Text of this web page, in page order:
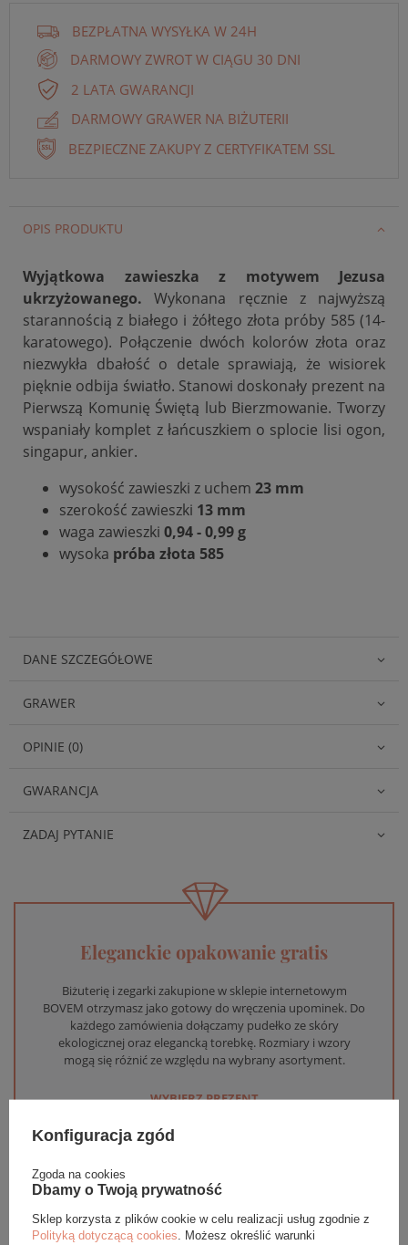
BEZPŁATNA WYSYŁKA W 24H
DARMOWY ZWROT W CIĄGU 30 DNI
2 LATA GWARANCJI
DARMOWY GRAWER NA BIŻUTERII
BEZPIECZNE ZAKUPY Z CERTYFIKATEM SSL
OPIS PRODUKTU
Wyjątkowa zawieszka z motywem Jezusa
ukrzyżowanego.Wykonana ręcznie z najwyższą
starannością z białego i żółtego złota próby 585 (14-
karatowego). Połączenie dwóch kolorów złota oraz
niezwykła dbałość o detale sprawiają, że wisiorek
pięknie odbija światło. Stanowi doskonały prezent na
Pierwszą Komunię Świętą lub Bierzmowanie. Tworzy
wspaniały komplet z łańcuszkiem o splocie lisi ogon,
singapur, ankier.
wysokość zawieszki z uchem 23 mm
szerokość zawieszki 13 mm
waga zawieszki 0,94 - 0,99 g
wysoka próba złota 585
DANE SZCZEGÓŁOWE
GRAWER
OPINIE (0)
GWARANCJA
ZADAJ PYTANIE
Eleganckie opakowanie gratis
Biżuterię i zegarki zakupione w sklepie internetowym
BOVEM otrzymasz jako gotowy do wręczenia upominek. Do
każdego zamówienia dołączamy pudełko ze skóry
ekologicznej oraz elegancką torebkę. Rozmiary i wzory
mogą się różnić ze względu na wybrany asortyment.
WYBIERZ PREZENT
Konfiguracja zgód
Zgoda na cookies
Dbamy o Twoją prywatność
Sklep korzysta z plików cookie w celu realizacji usług zgodnie z
Polityką dotyczącą cookies . Możesz określić warunki